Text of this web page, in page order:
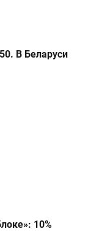
В Беларуси
10%